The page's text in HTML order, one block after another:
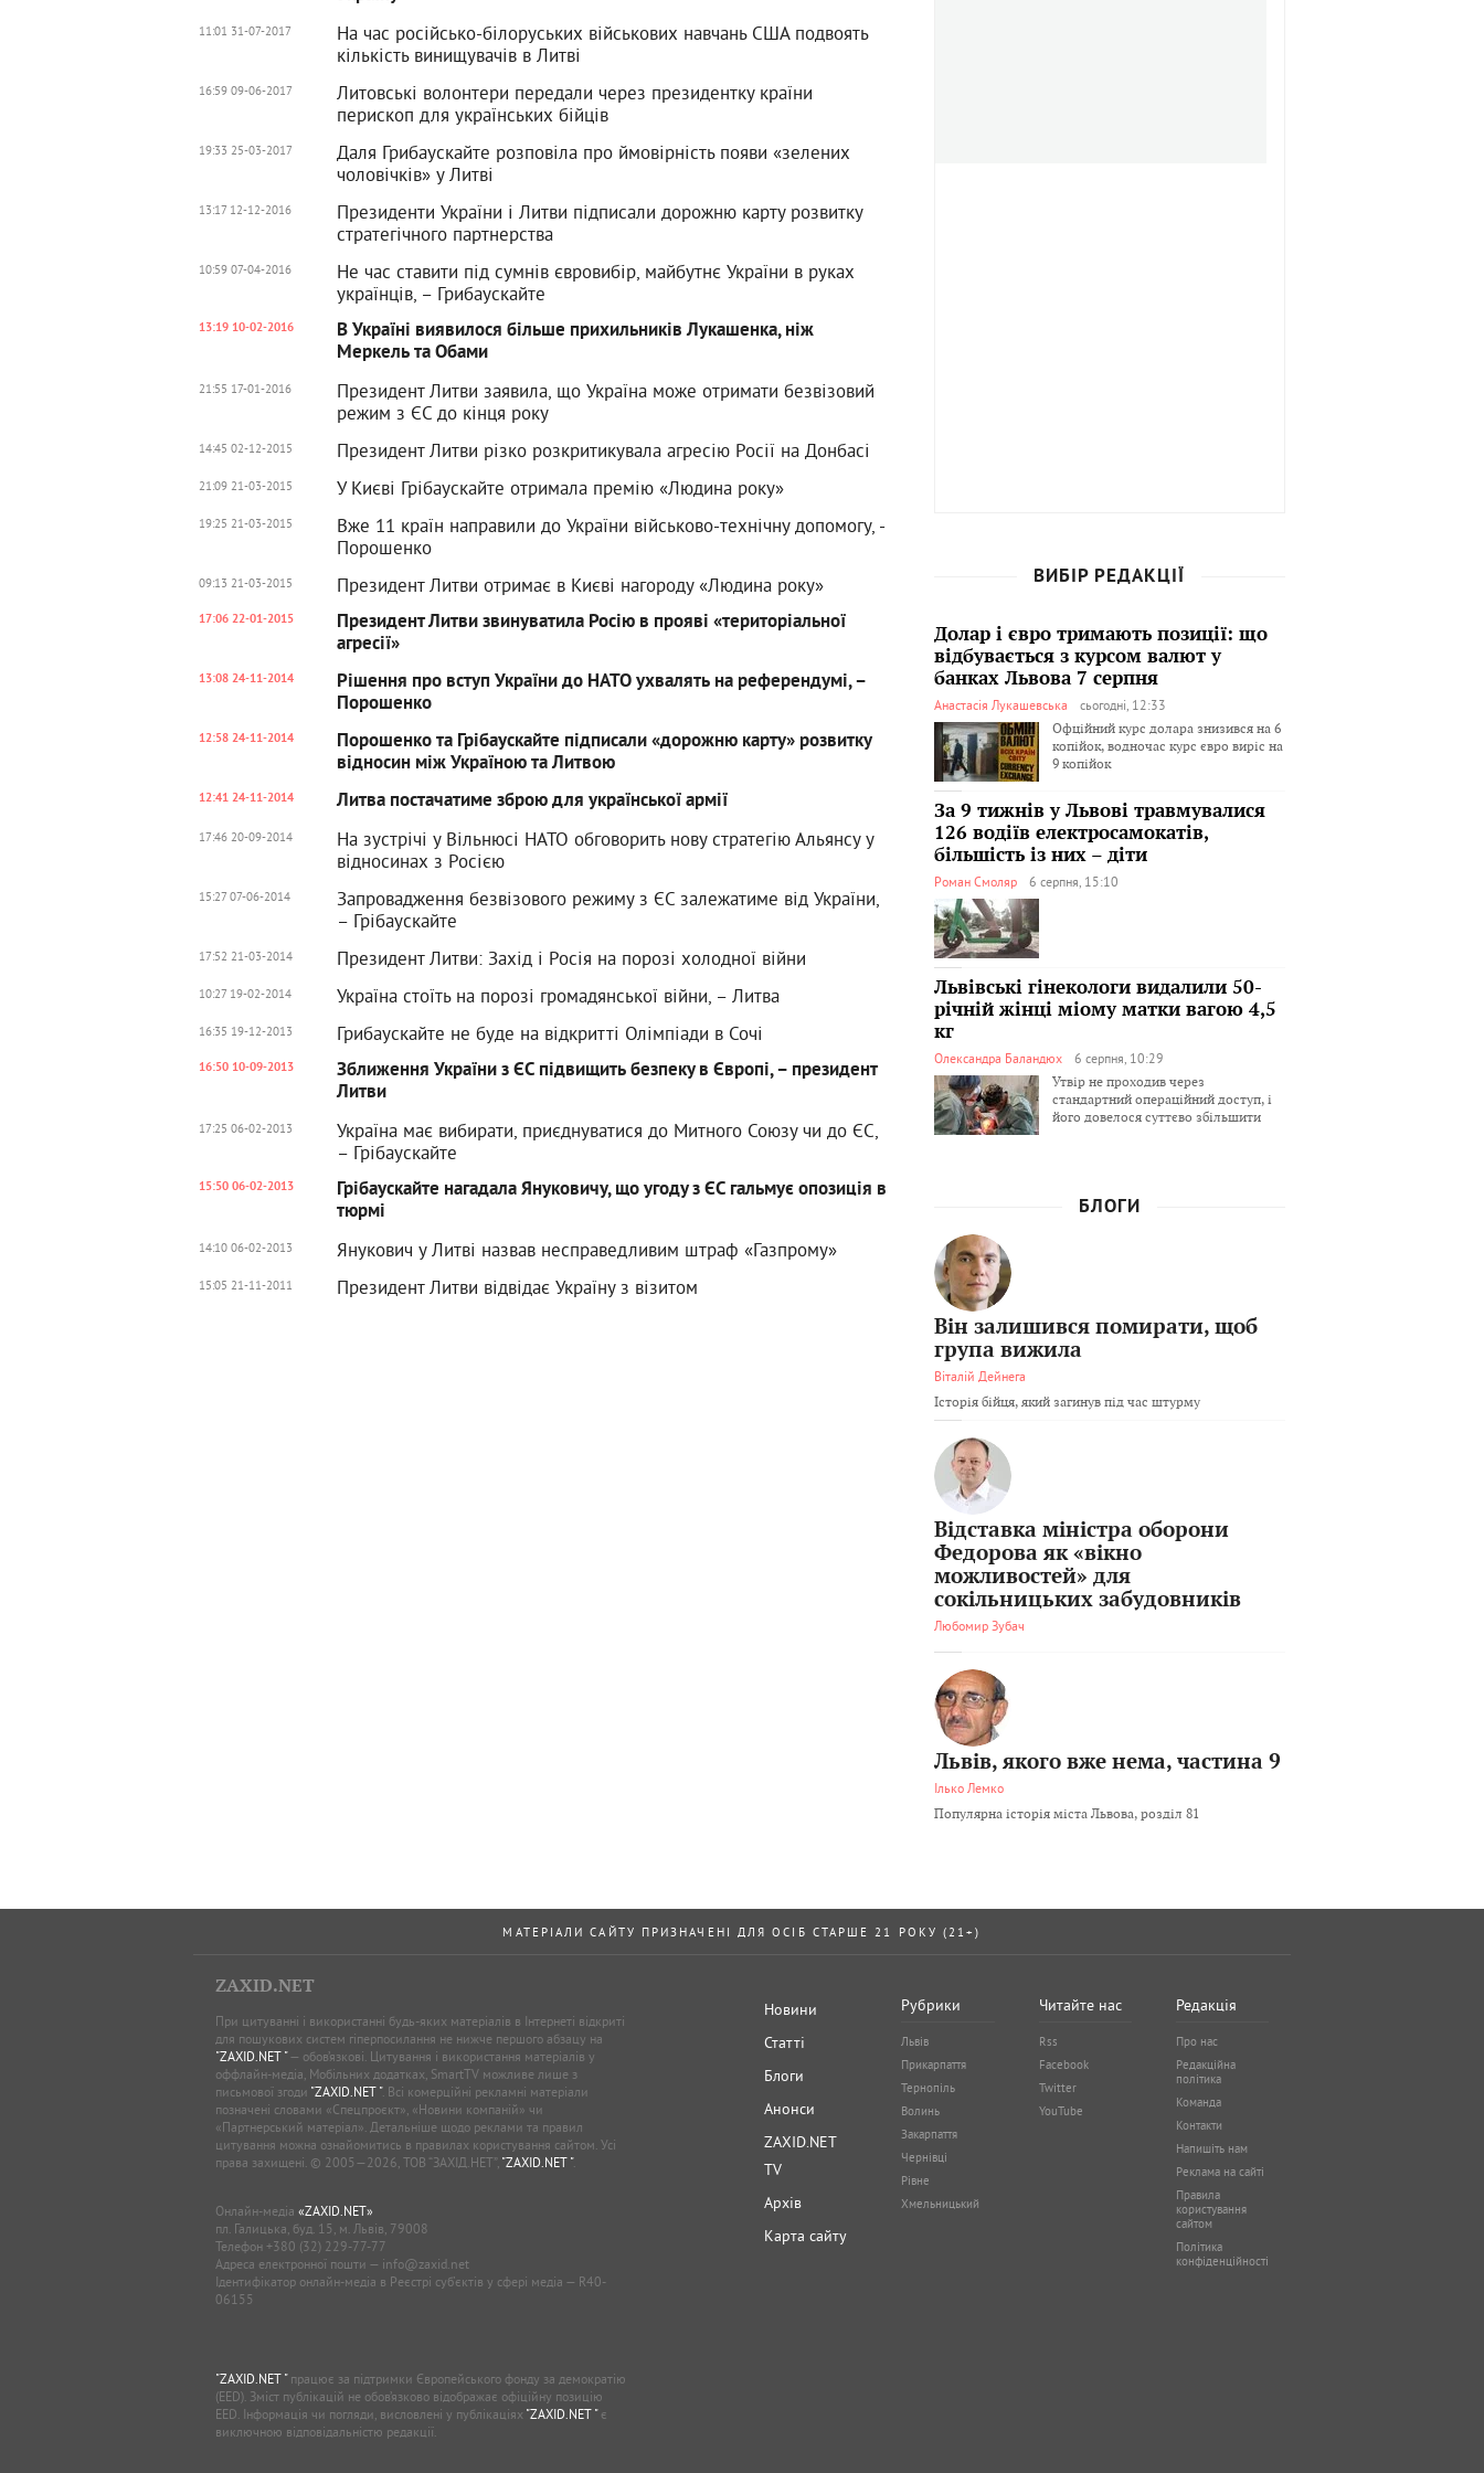
11:01 31-07-2017
На час російсько-білоруських військових навчань США подвоять
кількість винищувачів в Литві
16:59 09-06-2017
Литовські волонтери передали через президентку країни
перископ для українських бійців
19:33 25-03-2017
Даля Грибаускайте розповіла про ймовірність появи «зелених
чоловічків» у Литві
13:17 12-12-2016
Президенти України і Литви підписали дорожню карту розвитку
стратегічного партнерства
10:59 07-04-2016
Не час ставити під сумнів євровибір, майбутнє України в руках
українців, – Грибаускайте
13:19 10-02-2016
В Україні виявилося більше прихильників Лукашенка, ніж
Меркель та Обами
21:55 17-01-2016
Президент Литви заявила, що Україна може отримати безвізовий
режим з ЄС до кінця року
14:45 02-12-2015 Президент Литви різко розкритикувала агресію Росії на Донбасі
21:09 21-03-2015 У Києві Грібаускайте отримала премію «Людина року»
19:25 21-03-2015
Вже 11 країн направили до України військово-технічну допомогу, -
Порошенко
09:13 21-03-2015 Президент Литви отримає в Києві нагороду «Людина року»
17:06 22-01-2015
Президент Литви звинуватила Росію в прояві «територіальної
агресії»
13:08 24-11-2014
Рішення про вступ України до НАТО ухвалять на референдумі, –
Порошенко
12:58 24-11-2014
Порошенко та Грібаускайте підписали «дорожню карту» розвитку
відносин між Україною та Литвою
12:41 24-11-2014 Литва постачатиме зброю для української армії
17:46 20-09-2014
На зустрічі у Вільнюсі НАТО обговорить нову стратегію Альянсу у
відносинах з Росією
15:27 07-06-2014
Запровадження безвізового режиму з ЄС залежатиме від України,
– Грібаускайте
17:52 21-03-2014 Президент Литви: Захід і Росія на порозі холодної війни
10:27 19-02-2014 Україна стоїть на порозі громадянської війни, – Литва
16:35 19-12-2013 Грибаускайте не буде на відкритті Олімпіади в Сочі
16:50 10-09-2013
Зближення України з ЄC підвищить безпеку в Європі, – президент
Литви
17:25 06-02-2013
Україна має вибирати, приєднуватися до Митного Союзу чи до ЄС,
– Грібаускайте
15:50 06-02-2013
Грібаускайте нагадала Януковичу, що угоду з ЄС гальмує опозиція в
тюрмі
14:10 06-02-2013 Янукович у Литві назвав несправедливим штраф «Газпрому»
15:05 21-11-2011 Президент Литви відвідає Україну з візитом
ВИБІР РЕДАКЦІЇ
Долар і євро тримають позиції: що
відбувається з курсом валют у
банках Львова 7 серпня
Анастасія Лукашевська
сьогодні, 12:33
Офційний курс долара знизився на 6
копійок, водночас курс євро виріс на
9 копійок
За 9 тижнів у Львові травмувалися
126 водіїв електросамокатів,
більшість із них – діти
Роман Смоляр 6 серпня, 15:10
Львівські гінекологи видалили 50-
річній жінці міому матки вагою 4,5
кг
Олександра Баландюх
6 серпня, 10:29
Утвір не проходив через
стандартний операційний доступ, і
його довелося суттєво збільшити
БЛОГИ
Він залишився помирати, щоб
група вижила
Віталій Дейнега
Історія бійця, який загинув під час штурму
Відставка міністра оборони
Федорова як «вікно
можливостей» для
сокільницьких забудовників
Любомир Зубач
Львів, якого вже нема, частина 9
Ілько Лемко
Популярна історія міста Львова, розділ 81
МАТЕРІАЛИ САЙТУ ПРИЗНАЧЕНІ ДЛЯ ОСІБ СТАРШЕ 21 РОКУ (21+)
ZAXID.NET
При цитуванні і використанні будь-яких матеріалів в Інтернеті відкриті
для пошукових систем гіперпосилання не нижче першого абзацу на
"ZAXID.NET "— обов’язкові. Цитування і використання матеріалів у
оффлайн-медіа, Мобільних додатках, SmartTV можливе лише з
письмової згоди "ZAXID.NET ". Всі комерційні рекламні матеріали
позначені словами «Спецпроєкт», «Новини компаній» чи
«Партнерський матеріал». Детальніше щодо реклами та правил
цитування можна ознайомитись в правилах користування сайтом. Усі
права захищені. © 2005—2026, ТОВ “ЗАХІД.НЕТ”, "ZAXID.NET ".
Онлайн-медіа «ZAXID.NET»
пл. Галицька, буд. 15, м. Львів, 79008
Телефон +380 (32) 229-77-77
Адреса електронної пошти — info@zaxid.net
Ідентифікатор онлайн-медіа в Реєстрі суб'єктів у сфері медіа — R40-
06155
"ZAXID.NET "працює за підтримки Європейського фонду за демократію
(EED). Зміст публікацій не обов’язково відображає офіційну позицію
EED. Інформація чи погляди, висловлені у публікаціях "ZAXID.NET "є
виключною відповідальністю редакції.
Новини
Статті
Блоги
Анонси
ZAXID.NET
TV
Архів
Карта сайту
Рубрики
Львів
Прикарпаття
Тернопіль
Волинь
Закарпаття
Чернівці
Рівне
Хмельницький
Читайте нас
Rss
Facebook
Twitter
YouTube
Редакція
Про нас
Редакційна
політика
Команда
Контакти
Напишіть нам
Реклама на сайті
Правила
користування
сайтом
Політика
конфіденційності